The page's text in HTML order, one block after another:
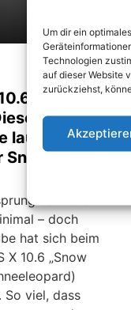
Snow
laufen nicht
Snow
von 10.5
– doch
hat sich beim
X 10.6 „Snow
So viel, dass
Um dir ein
Technologien
auf dieser Website
zurückziehst,